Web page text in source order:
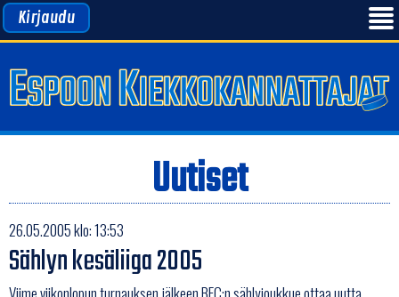
Kirjaudu
Uutiset
26.05.2005 klo: 13:53
Sählyn kesäliiga 2005